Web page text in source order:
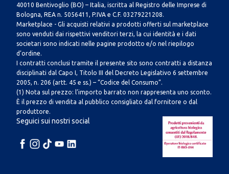
40010 Bentivoglio (BO) – Italia, iscritta al Registro delle Imprese di
Bologna, REA n. 5056411, P.IVA e C.F. 03279221208.
Marketplace - Gli acquisti relativi a prodotti offerti sul marketplace
sono venduti dai rispettivi venditori terzi, la cui identità e i dati
societari sono indicati nelle pagine prodotto e/o nel riepilogo
d’ordine.
I contratti conclusi tramite il presente sito sono contratti a distanza
disciplinati dal Capo I, Titolo III del Decreto Legislativo 6 settembre
2005, n. 206 (artt. 45 e ss.) – “Codice del Consumo”.
(1) Nota sul prezzo: l’importo barrato non rappresenta uno sconto.
È il prezzo di vendita al pubblico consigliato dal fornitore o dal
produttore.
Seguici sui nostri social